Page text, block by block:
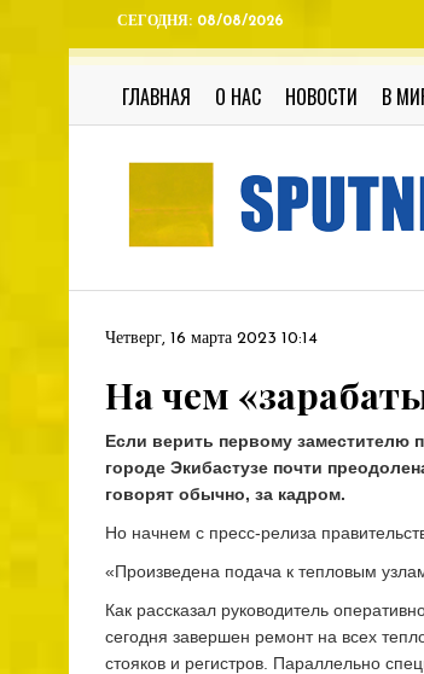
СЕГОДНЯ: 08/08/2026
ГЛАВНАЯ О НАС НОВОСТИ В
Четверг, 16 марта 2023 10:14
На чем
Если верить первому заместителю
городе Экибастузе почти
говорят обычно, за кадром.
Но начнем с пресс-релиза
«Произведена подача к тепловым
Как рассказал руководитель
сегодня завершен ремонт на всех
стояков и регистров. Параллельно